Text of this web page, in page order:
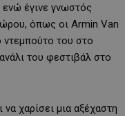
έγινε γνωστός
όπως οι Armin Van
ντεμπούτο του στο
του φεστιβάλ στο
χαρίσει μια αξέχαστη